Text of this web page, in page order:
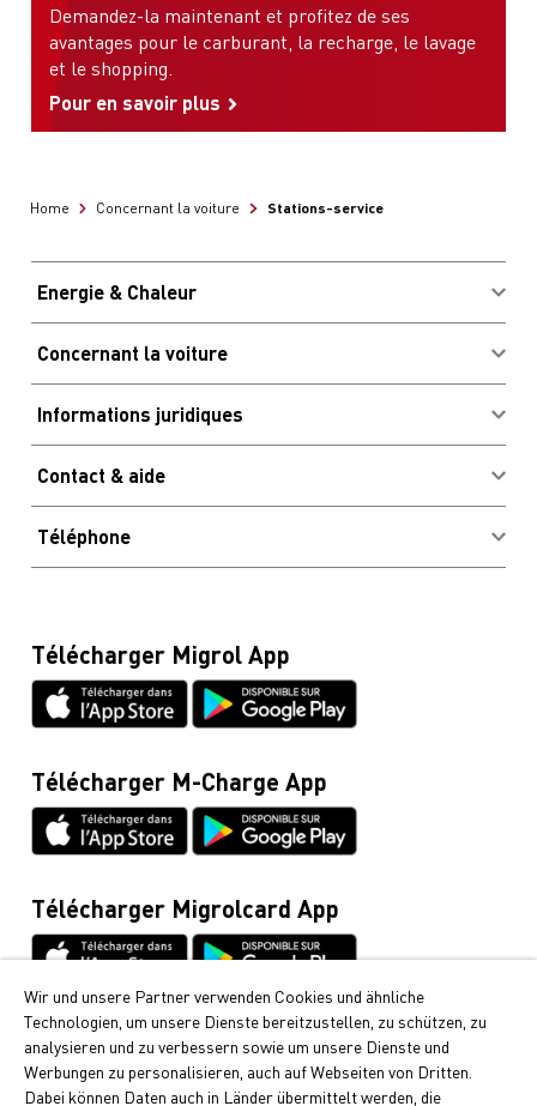
Demandez-la maintenant et profitez de ses
avantages pour le carburant, la recharge, le lavage
et le shopping.
Pour en savoir plus
Home Concernant la voiture Stations-service
Energie & Chaleur
Avantages & économies
Concernant la voiture
Site & heures d'ouverture
Avantages & économies
Informations juridiques
CG
Informations légales
Code de conduite et signalement
Contact & aide
Questions les plus fréquentes
Glossaire
Netiquette
Fiches techniques & instructions
Téléphone
Migrolcard
0844 03 03 03
Infoline Cumulus
Demandes d’informations générales / Tout ce qui
concerne la voiture
044 495 11 11
044 495 16 16
Télécharger Migrol App
Télécharger M-Charge App
Télécharger Migrolcard App
Cumulus
Vous pouvez recevoir chez Migrol les points Cumulus
si appréciés. Découvrez ici comment collecter des
Wir und unsere Partner verwenden Cookies und ähnliche
Technologien, um unsere Dienste bereitzustellen, zu schützen, zu
analysieren und zu verbessern sowie um unsere Dienste und
Werbungen zu personalisieren, auch auf Webseiten von Dritten.
Dabei können Daten auch in Länder übermittelt werden, die